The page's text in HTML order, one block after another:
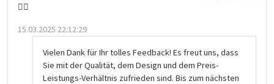
👍🏻
15.03.2025 22:12:29
Vielen Dank für Ihr tolles Feedback! Es freut uns, dass
Sie mit der Qualität, dem Design und dem Preis-
Leistungs-Verhältnis zufrieden sind. Bis zum nächsten